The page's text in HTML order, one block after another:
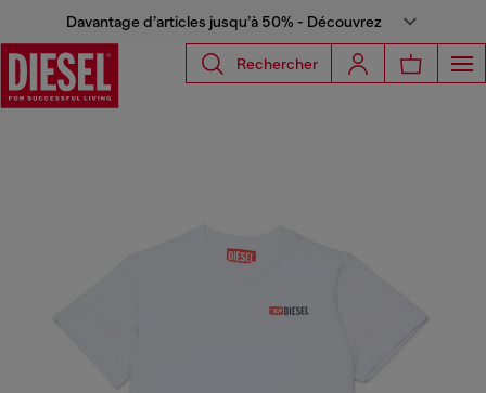
Davantage d’articles jusqu’à 50% - Découvrez
Rechercher